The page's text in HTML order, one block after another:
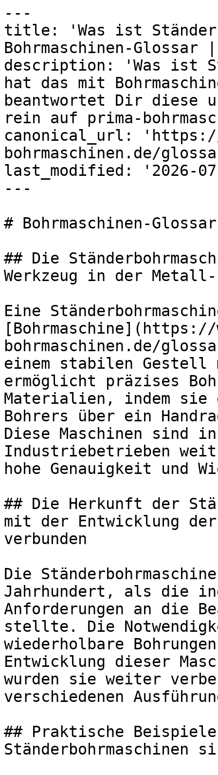
---
title: 'Was ist
Bohrmaschinen-Glossar
description: 'Was ist
hat das mit
beantwortet Dir diese
rein auf prima-
canonical_url: 'https://
bohrmaschinen.de/
last_modified: '2026-
---
# Bohrmaschinen-
## Die
Werkzeug in der
Eine
[Bohrmaschine](https://
bohrmaschinen.de/
einem stabilen
ermöglicht präzises
Materialien, indem sie
Bohrers über ein
Diese Maschinen sind
Industriebetrieben
hohe Genauigkeit und
## Die Herkunft der
mit der Entwicklung
verbunden
Die
Jahrhundert, als die
Anforderungen an die
stellte. Die
wiederholbare
Entwicklung dieser
wurden sie weiter
verschiedenen
## Praktische